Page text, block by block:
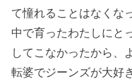
て憧れることはなくな
中で育ったわたしにと
してこなかったから、
転婆でジーンズが大好